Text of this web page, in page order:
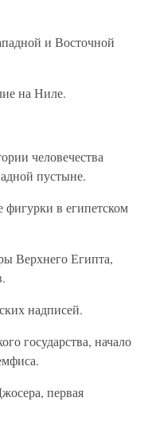
и Восточной
на Ниле.
человечества
пустыне.
в египетском
Верхнего Египта,
надписей.
государства, начало
первая